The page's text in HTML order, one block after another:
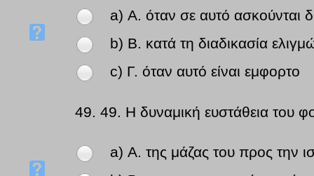
a) Α. όταν σε αυτό ασκούνται
b) Β. κατά τη διαδικασία
c) Γ. όταν αυτό είναι εμφορτο
49. 49. Η δυναμική ευστάθεια του
a) Α. της μάζας του προς την